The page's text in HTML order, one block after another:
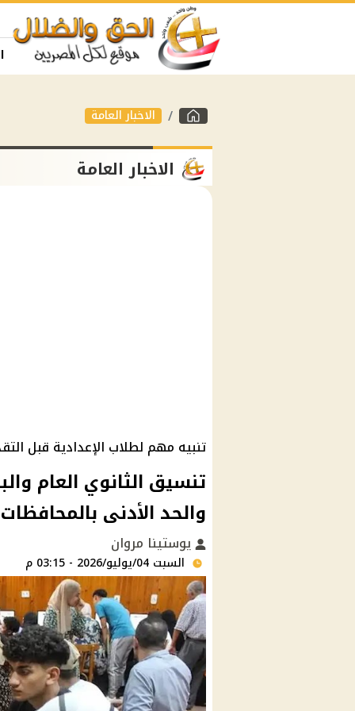
الاخبار العامة
الاخبار العامة
تنبيه مهم لطلاب الإعدادية قبل
والحد الأدنى
يوستينا مروان
السبت 04/يوليو/2026 - 03:15 م